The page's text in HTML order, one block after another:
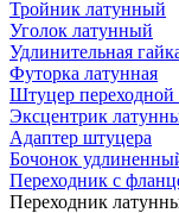
Тройник латунный
Уголок латунный
Удлинительная
Футорка латунная
Штуцер переходной
Эксцентрик
Адаптер штуцера
Бочонок
Переходник с
Переходник